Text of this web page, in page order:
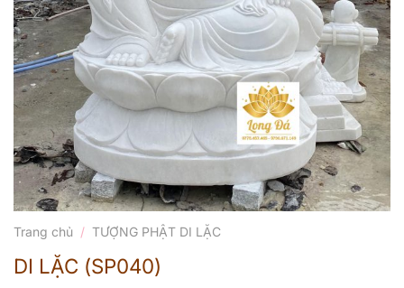
Trang chủ / TƯỢNG PHẬT DI LẶC
DI LẶC (SP040)